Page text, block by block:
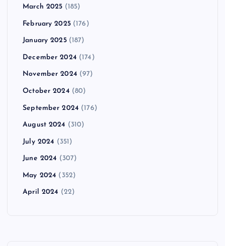
March 2025 (185)
February 2025(176)
January 2025(187)
December 2024 (174)
November 2024 (97)
October 2024 (80)
September 2024 (176)
August 2024 (310)
July 2024 (351)
June 2024 (307)
May 2024 (352)
April 2024 (22)